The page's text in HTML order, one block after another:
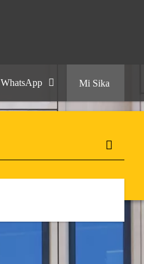
WhatsApp Mi Sika